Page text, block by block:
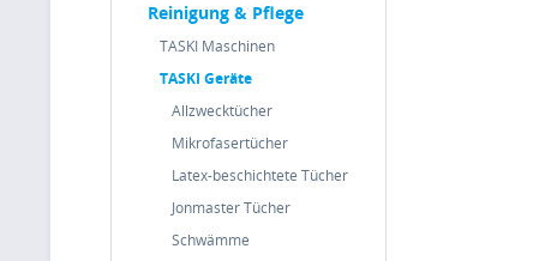
Reinigung & Pflege
TASKI Maschinen
TASKI Geräte
Allzwecktücher
Mikrofasertücher
Latex-beschichtete Tücher
Jonmaster Tücher
Schwämme